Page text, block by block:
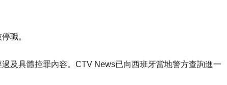
職。
及具體控罪內容。CTV News已向西班牙當地警方查詢進一